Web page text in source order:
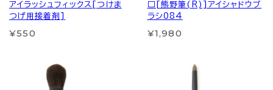
アイラッシュフィックス[つけま
つげ用接着剤]
¥550
□[熊野筆(R)]アイシャドウブ
ラシ084
¥1,980